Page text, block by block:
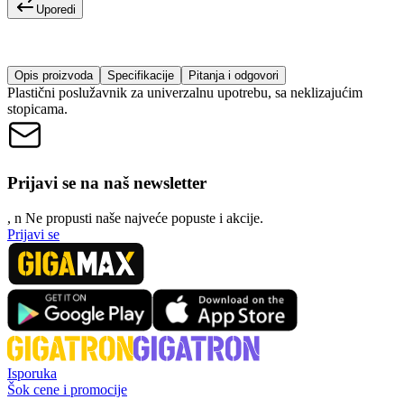
Uporedi
Opis proizvoda Specifikacije Pitanja i odgovori
Plastični poslužavnik za univerzalnu upotrebu, sa neklizajućim
stopicama.
Prijavi se na naš newsletter
, n Ne propusti naše najveće popuste i akcije.
Prijavi se
Isporuka
Šok cene i promocije